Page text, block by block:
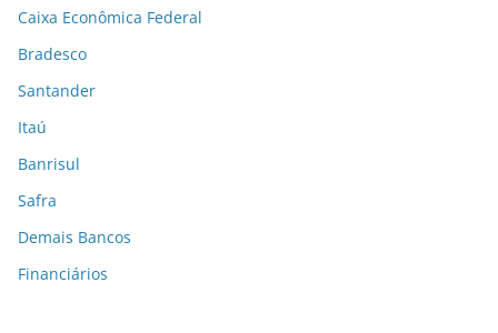
Caixa Econômica Federal
Bradesco
Santander
Itaú
Banrisul
Safra
Demais Bancos
Financiários